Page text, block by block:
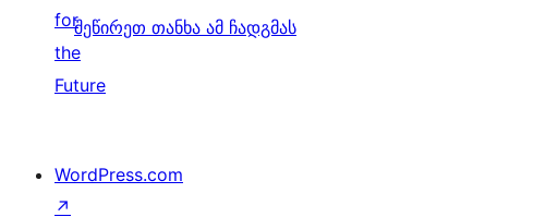
შეწირეთ თანხა ამ ჩადგმას
for
the
Future
WordPress.com
↗